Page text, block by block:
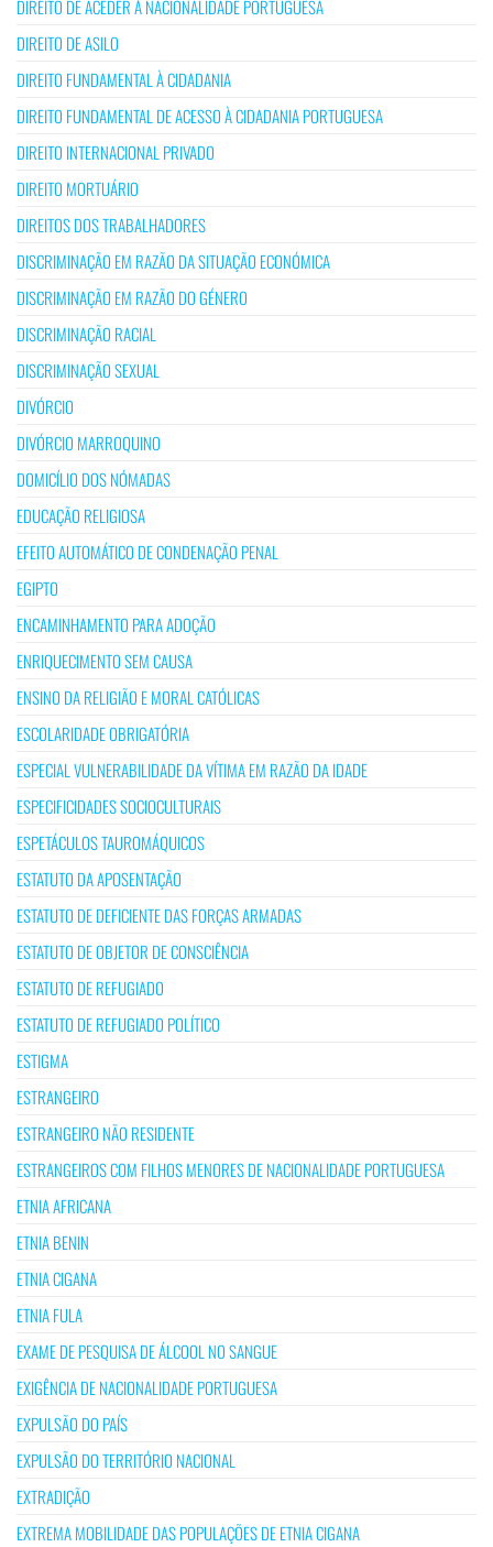
DIREITO DE ACEDER À NACIONALIDADE PORTUGUESA
DIREITO DE ASILO
DIREITO FUNDAMENTAL À CIDADANIA
DIREITO FUNDAMENTAL DE ACESSO À CIDADANIA PORTUGUESA
DIREITO INTERNACIONAL PRIVADO
DIREITO MORTUÁRIO
DIREITOS DOS TRABALHADORES
DISCRIMINAÇÃO EM RAZÃO DA SITUAÇÃO ECONÓMICA
DISCRIMINAÇÃO EM RAZÃO DO GÉNERO
DISCRIMINAÇÃO RACIAL
DISCRIMINAÇÃO SEXUAL
DIVÓRCIO
DIVÓRCIO MARROQUINO
DOMICÍLIO DOS NÓMADAS
EDUCAÇÃO RELIGIOSA
EFEITO AUTOMÁTICO DE CONDENAÇÃO PENAL
EGIPTO
ENCAMINHAMENTO PARA ADOÇÃO
ENRIQUECIMENTO SEM CAUSA
ENSINO DA RELIGIÃO E MORAL CATÓLICAS
ESCOLARIDADE OBRIGATÓRIA
ESPECIAL VULNERABILIDADE DA VÍTIMA EM RAZÃO DA IDADE
ESPECIFICIDADES SOCIOCULTURAIS
ESPETÁCULOS TAUROMÁQUICOS
ESTATUTO DA APOSENTAÇÃO
ESTATUTO DE DEFICIENTE DAS FORÇAS ARMADAS
ESTATUTO DE OBJETOR DE CONSCIÊNCIA
ESTATUTO DE REFUGIADO
ESTATUTO DE REFUGIADO POLÍTICO
ESTIGMA
ESTRANGEIRO
ESTRANGEIRO NÃO RESIDENTE
ESTRANGEIROS COM FILHOS MENORES DE NACIONALIDADE PORTUGUESA
ETNIA AFRICANA
ETNIA BENIN
ETNIA CIGANA
ETNIA FULA
EXAME DE PESQUISA DE ÁLCOOL NO SANGUE
EXIGÊNCIA DE NACIONALIDADE PORTUGUESA
EXPULSÃO DO PAÍS
EXPULSÃO DO TERRITÓRIO NACIONAL
EXTRADIÇÃO
EXTREMA MOBILIDADE DAS POPULAÇÕES DE ETNIA CIGANA